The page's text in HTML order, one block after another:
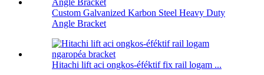
Custom Galvanized Karbon Steel Heavy Duty
Angle Bracket
Hitachi lift aci ongkos-éféktif fix rail logam ...